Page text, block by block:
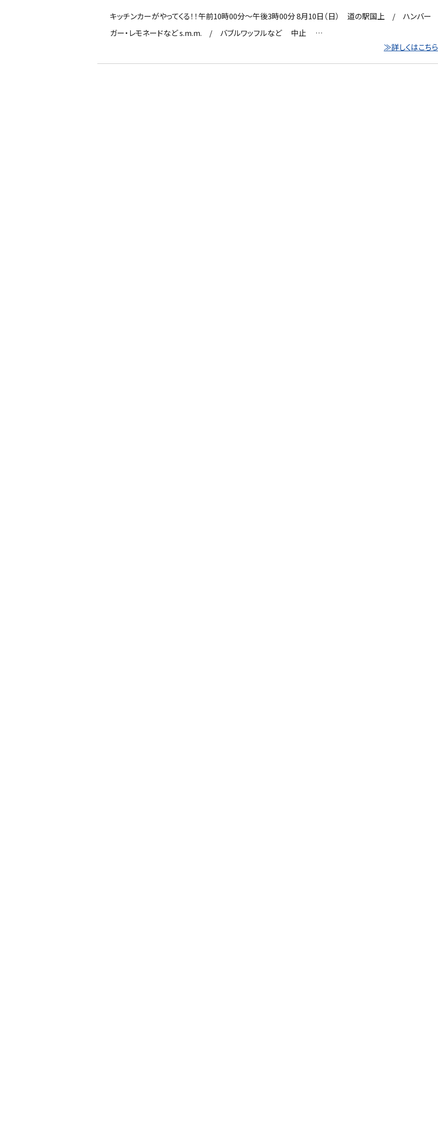
キッチンカーがやってくる！！午前10時00分～午後3時00分 8月10日（日） 道の駅国上 / ハンバー
ガー・レモネードなど s.m.m. / バブルワッフルなど 中止 …
≫詳しくはこちら